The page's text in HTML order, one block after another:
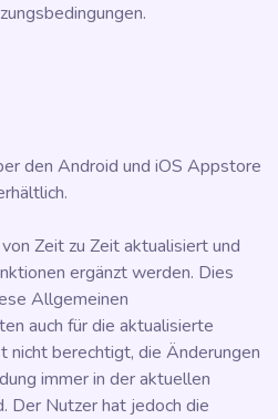
den Android und iOS Appstore
Zeit zu Zeit aktualisiert und
ergänzt werden. Dies
Allgemeinen
auch für die aktualisierte
nicht berechtigt, die Änderungen
immer in der aktuellen
Der Nutzer hat jedoch die